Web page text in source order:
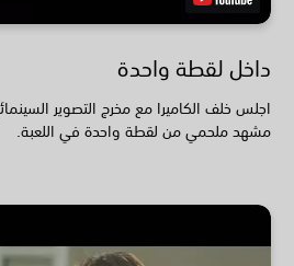
داخل لقطة واحدة
مشهد ملحمي من لقطة واحدة في اللعبة.